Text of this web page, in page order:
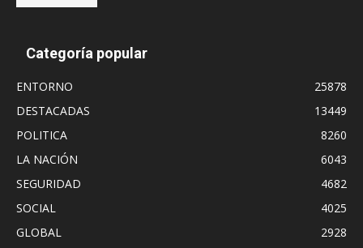
Categoría popular
ENTORNO
25878
DESTACADAS
13449
POLITICA
8260
LA NACIÓN
6043
SEGURIDAD
4682
SOCIAL
4025
GLOBAL
2928